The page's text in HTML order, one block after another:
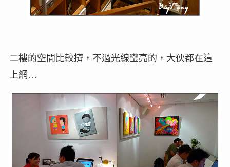
二樓的空間比較擠，不過光線蠻亮的，大伙都在這
上網…